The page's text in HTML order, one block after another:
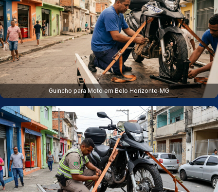
Guincho para Moto em Belo Horizonte‑MG